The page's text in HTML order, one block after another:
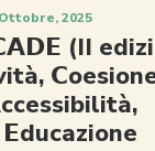
2025
(II